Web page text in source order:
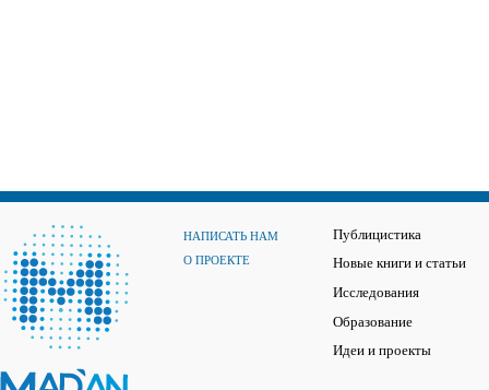
НАПИСАТЬ НАМ
О ПРОЕКТЕ
Публицистика
Новые книги и статьи
Исследования
Образование
Идеи и проекты